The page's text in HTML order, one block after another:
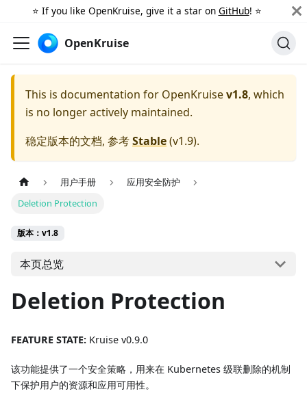
⭐️ If you like OpenKruise, give it a star on GitHub! ⭐️
OpenKruise
This is documentation for OpenKruisev1.8, which
is no longer actively maintained.
稳定版本的文档, 参考Stable(v1.9).
用户手册
应用安全防护
Deletion Protection
版本：v1.8
本页总览
Deletion Protection
FEATURE STATE: Kruise v0.9.0
该功能提供了一个安全策略，用来在 Kubernetes 级联删除的机制
下保护用户的资源和应用可用性。